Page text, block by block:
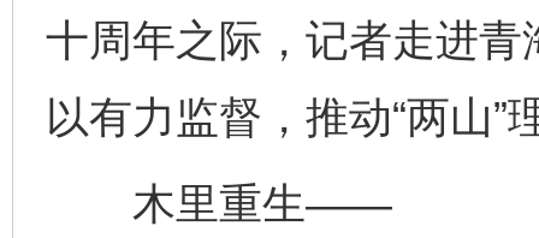
十周年之际，记者走进
以有力监督，推动“两山”
木里重生——